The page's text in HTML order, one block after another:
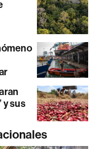
y sus